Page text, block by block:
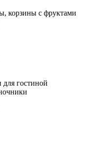
корзины с фруктами
гостиной